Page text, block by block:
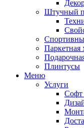
Штучный
Паркетная
Плинтусы
Меню
Услуги
Софт